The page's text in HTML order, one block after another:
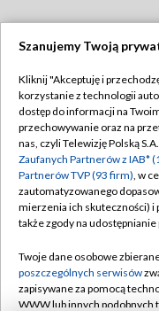
Abonament TVP
Emisja w TVP
Centrum informacji
Naziemna Telewizja
Rada Programowa
System NOS
Szanujemy Twoją
Kliknij "Akceptuję i
korzystanie z technologii
dostęp do informacji na
przechowywanie oraz na
nas, czyli Telewizję Polską
Zaufanych Partnerów z IAB*
Partnerów TVP (93 firm), w
zautomatyzowanego
mierzenia ich skuteczności) i
także zgody na
Twoje dane osobowe
poszczególnych serwisów
zapisywane za pomocą
WWW lub innych